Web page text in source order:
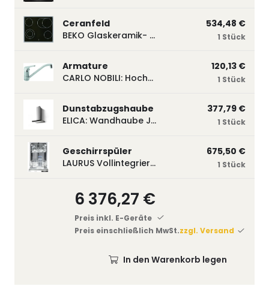
Ceranfeld
BEKO Glaskeramik- Strahlungskochfeld EH 9641 XHN, herdgebunden EH9641XHN
534,48 €
1 Stück
Armature
CARLO NOBILI: Hochdruck- Einhebelmischbatterie Blue, Mischbatterie verchromt 17770
120,13 €
1 Stück
Dunstabzugshaube
ELICA: Wandhaube JOYE 60-A,600 mm breit Edelstahl JOYE60A
377,79 €
1 Stück
Geschirrspüler
LAURUS Vollintegrierter Geschirrspüler LSV45-3, 450 mm breit, 3 Programme LSV45-3
675,50 €
1 Stück
6 376,27 €
Preis inkl. E-Geräte
Preis einschließlich MwSt.zzgl. Versand
In den Warenkorb legen